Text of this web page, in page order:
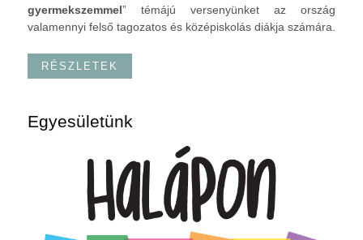
gyermekszemmel” témájú versenyünket az ország
valamennyi felső tagozatos és középiskolás diákja számára.
RÉSZLETEK
Egyesületünk